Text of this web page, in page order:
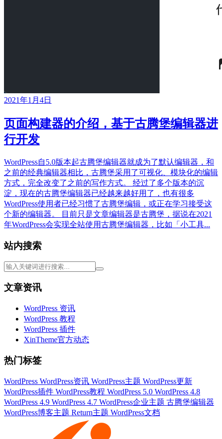
2021年1月4日
页面构建器的介绍，基于古腾堡编辑器进
行开发
WordPress自5.0版本起古腾堡编辑器就成为了默认编辑器，和
之前的经典编辑器相比，古腾堡采用了可视化、模块化的编辑
方式，完全改变了之前的写作方式。 经过了多个版本的沉
淀，现在的古腾堡编辑器已经越来越好用了，也有很多
WordPress使用者已经习惯了古腾堡编辑，或正在学习接受这
个新的编辑器。 目前只是文章编辑器是古腾堡，据说在2021
年WordPress会实现全站使用古腾堡编辑器，比如「小工具...
站内搜索
文章资讯
WordPress 资讯
WordPress 教程
WordPress 插件
XinTheme官方动态
热门标签
WordPress WordPress资讯 WordPress主题 WordPress更新
WordPress插件 WordPress教程 WordPress 5.0 WordPress 4.8
WordPress 4.9 WordPress 4.7 WordPress企业主题 古腾堡编辑器
WordPress博客主题 Return主题 WordPress文档